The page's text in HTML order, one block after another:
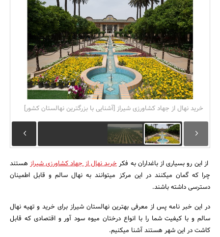
بانک، بیمه و سرمایه
مسکن و ساختمان
خرید نهال از جهاد کشاورزی شیراز [آشنایی با بزرگترین نهالستان کشور]
از این رو بسیاری از باغداران به فکرخرید نهال از جهاد کشاورزی شیراز هستند
چرا که گمان می­کنند در این مرکز می­توانند به نهال سالم و قابل اطمینان
دسترسی داشته باشند.
در این خبر نامه پس از معرفی بهترین نهالستان شیراز برای خرید و تهیه نهال
سالم و با کیفیت شما را با انواع درختان میوه سود آور و اقتصادی که قابل
کاشت در این شهر هستند آشنا می­کنیم.